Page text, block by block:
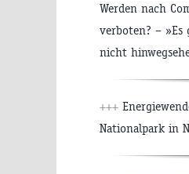
Werden nach
verboten? – »Es
nicht
+++
Nationalpark in